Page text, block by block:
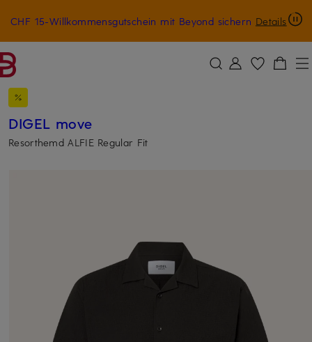
ZUM HAUPTINHALT ÜBERSPRINGEN ZUM SUCHFELD ÜBERSPRINGEN
CHF 15-Willkommensgutschein mit Beyond sichern Details
DIGEL move
Resorthemd ALFIE Regular Fit